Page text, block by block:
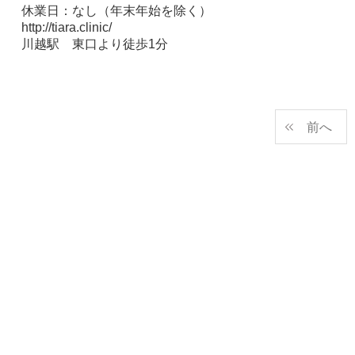
休業日：なし（年末年始を除く）
http://tiara.clinic/
川越駅 東口より徒歩1分
前へ